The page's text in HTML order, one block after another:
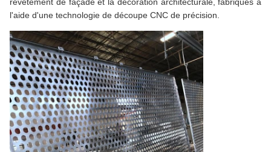
l'aide d'une technologie de découpe CNC de précision.